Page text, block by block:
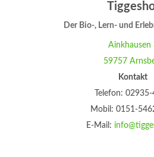
Der Bio-, Lern- und
Ainkhausen
59757
Kontakt
Telefon:
Mobil: 0151-
E-Mail: